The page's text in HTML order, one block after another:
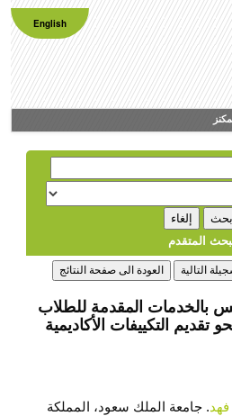
English
المتقدم
بالخدمات المقدمة للطلاب
تقديم التكييفات الأكاديمية
. جامعة الملك سعود، المملكة